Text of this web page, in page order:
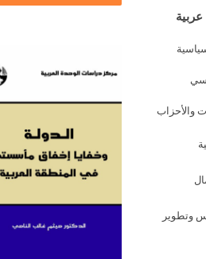
والأحزاب
وتطوير